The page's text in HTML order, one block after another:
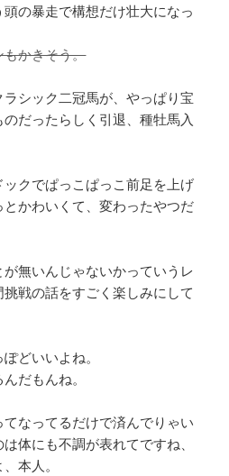
の暴走で構想だけ壮大になっ
もかきそう。
ラシック二冠馬が、やっぱり宝
だったらしく引退、種牡馬入
ックでぱっこぱっこ前足を上げ
かわいくて、変わったやつだ
無いんじゃないかっていうレ
戦の話をすごく楽しみにして
どいいよね。
だもんね。
なってるだけで済んでりゃい
体にも不調が表れてですね、
本人。